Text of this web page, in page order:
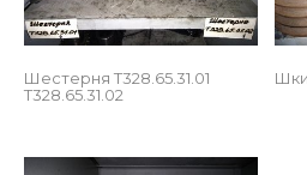
Шестерня Т328.65.31.01
Т328.65.31.02